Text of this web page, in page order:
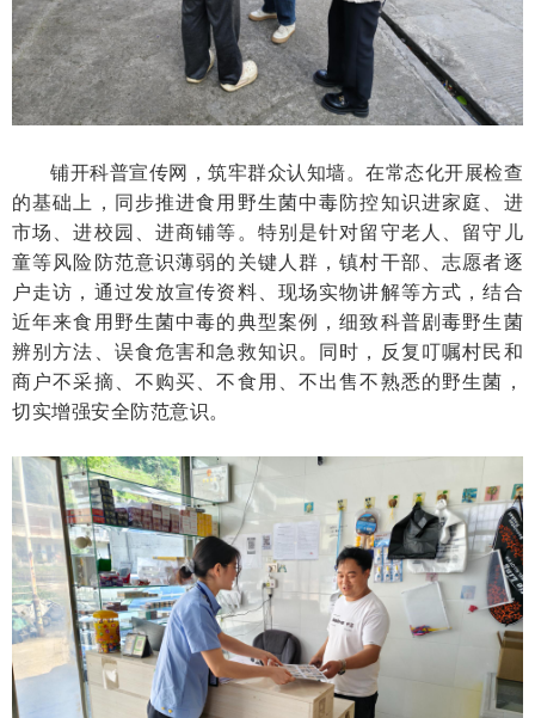
铺开科普宣传网，筑牢群众认知墙。在常态化开展检查
的基础上，同步推进食用野生菌中毒防控知识进家庭、进
市场、进校园、进商铺等。特别是针对留守老人、留守儿
童等风险防范意识薄弱的关键人群，镇村干部、志愿者逐
户走访，通过发放宣传资料、现场实物讲解等方式，结合
近年来食用野生菌中毒的典型案例，细致科普剧毒野生菌
辨别方法、误食危害和急救知识。同时，反复叮嘱村民和
商户不采摘、不购买、不食用、不出售不熟悉的野生菌，
切实增强安全防范意识。